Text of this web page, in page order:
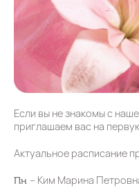
Если вы не знакомы с
приглашаем вас на
Актуальное расписание
Пн – Ким Марина